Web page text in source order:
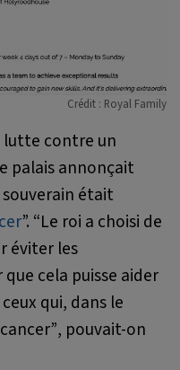
Crédit : Royal Family
lutte contre un
palais annonçait
était
”. “Le roi a choisi de
éviter les
cela puisse aider
qui, dans le
, pouvait-on